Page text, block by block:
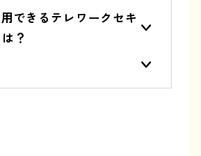
できるテレワークセキ
？